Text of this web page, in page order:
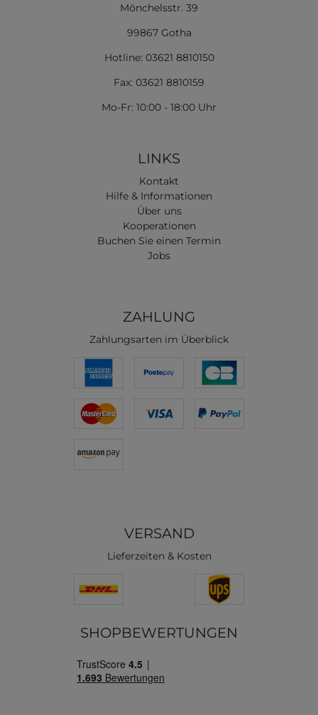
Mönchelsstr. 39
99867 Gotha
Hotline: 03621 8810150
Fax: 03621 8810159
Mo-Fr: 10:00 - 18:00 Uhr
LINKS
Kontakt
Hilfe & Informationen
Über uns
Kooperationen
Buchen Sie einen Termin
Jobs
ZAHLUNG
Zahlungsarten im Überblick
VERSAND
Lieferzeiten & Kosten
SHOPBEWERTUNGEN